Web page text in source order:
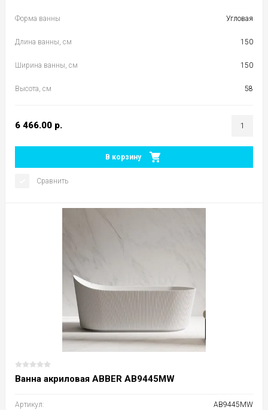
Форма ванны Угловая
Длина ванны, см 150
Ширина ванны, см 150
Высота, см 58
6 466.00 р.
В корзину
Сравнить
Ванна акриловая ABBER AB9445MW
Артикул:
AB9445MW